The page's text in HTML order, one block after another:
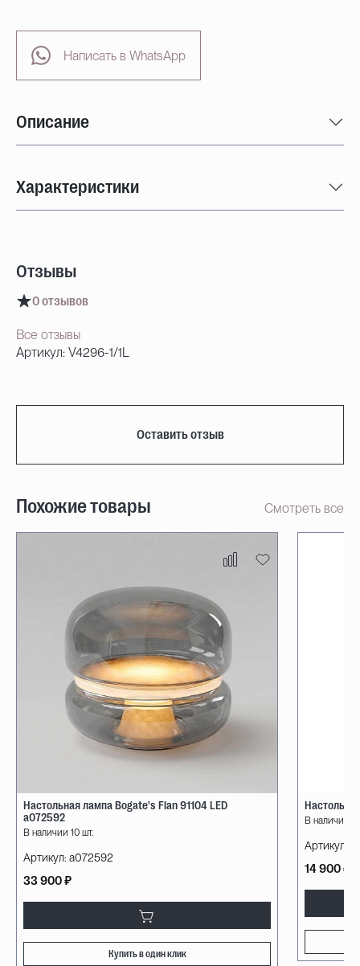
Написать в WhatsApp
Описание
Характеристики
Отзывы
0 отзывов
Все отзывы
Артикул: V4296-1/1L
Оставить отзыв
Похожие товары Смотреть все
Настольная лампа Bogate's Flan 91104 LED
a072592
В наличии 10 шт.
Артикул: a072592
33 900 ₽
Купить в один клик
В наличии
Артикул:
14 900 ₽